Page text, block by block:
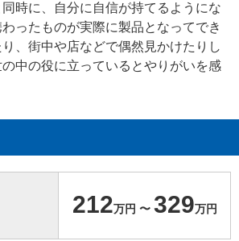
時に、自分に自信が持てるようにな
ったものが実際に製品となってでき
、街中や店などで偶然見かけたりし
中の役に立っているとやりがいを感
212万円 〜 329万円